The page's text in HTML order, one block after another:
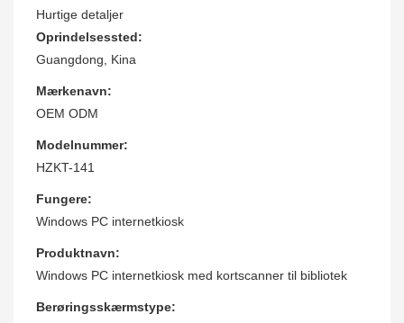
Hurtige detaljer
Oprindelsessted:
Guangdong, Kina
Mærkenavn:
OEM ODM
Modelnummer:
HZKT-141
Fungere:
Windows PC internetkiosk
Produktnavn:
Windows PC internetkiosk med kortscanner til bibliotek
Berøringsskærmstype: